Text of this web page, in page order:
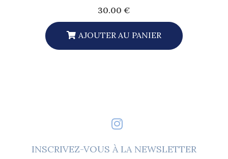
30.00 €
AJOUTER AU PANIER
INSCRIVEZ-VOUS À LA NEWSLETTER